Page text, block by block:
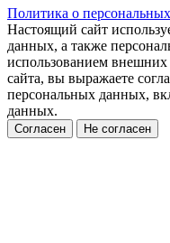
Политика о
Настоящий сайт
данных, а также
использованием
сайта, вы выражаете
персональных данных,
данных.
Согласен Не согласен